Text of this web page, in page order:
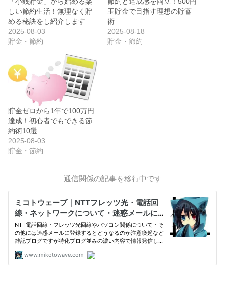
しい節約生活！無理なく貯
める秘訣をし紹介します
2025-08-03
貯金・節約
玉貯金で目指す理想の貯蓄
術
2025-08-18
貯金・節約
貯金ゼロから1年で100万円
達成！初心者でもできる節
約術10選
2025-08-03
貯金・節約
通信関係の記事を移行中です